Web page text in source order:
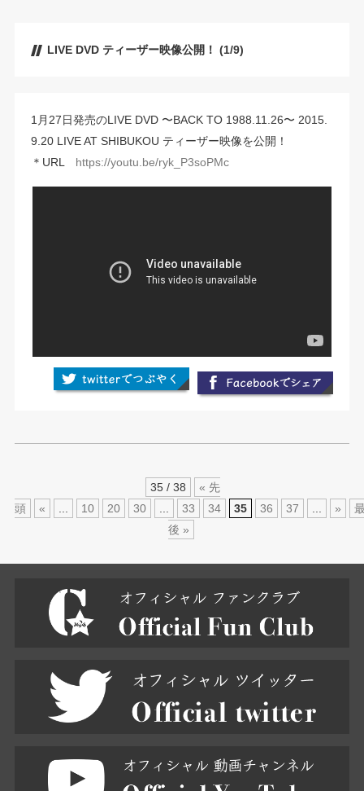
LIVE DVD ティーザー映像公開！ (1/9)
1月27日発売のLIVE DVD 〜BACK TO 1988.11.26〜 2015.
9.20 LIVE AT SHIBUKOU ティーザー映像を公開！
＊URL https://youtu.be/ryk_P3soPMc
35 / 38
« 先
頭
« 10 20 30 33 34 35 36 37 »
後 »